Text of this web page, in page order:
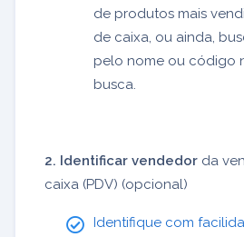
de produtos mais
de caixa, ou ainda,
pelo nome ou código
busca.
2. Identificar vendedor da
caixa (PDV) (opcional)
Identifique com